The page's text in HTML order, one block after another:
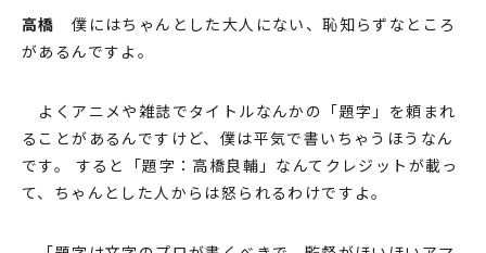
⾼橋 僕にはちゃんとした⼤⼈にない、恥知らずなところ
があるんですよ。
よくアニメや雑誌でタイトルなんかの「題字」を頼まれ
ることがあるんですけど、僕は平気で書いちゃうほうなん
です。 すると「題字：⾼橋良輔」なんてクレジットが載っ
て、ちゃんとした⼈からは怒られるわけですよ。